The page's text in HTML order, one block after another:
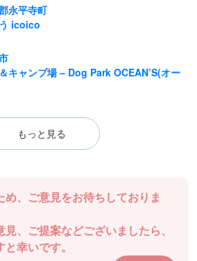
永平寺町
icoico
キャンプ場 – Dog Park OCEAN’S(オー
もっと見る
、ご意見をお待ちしておりま
、ご提案などございましたら、
幸いです。